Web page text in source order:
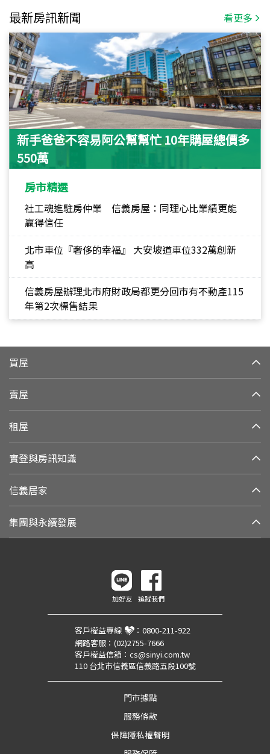
最新房訊新聞 看更多
新手爸爸不容易阿公幫幫忙 10年購屋總價多
550萬
房市精選
社工魂進駐房仲業 信義房屋：同理心比業績更能
贏得信任
北市車位『奢侈的幸福』 大安坡道車位332萬創新
高
信義房屋辦理北市府財政局都更分回市有不動產115
年第2次標售結果
買屋
賣屋
租屋
實登與房訊知識
信義居家
集團與永續發展
加好友 追蹤我們
客戶權益專線 ： 0800-211-922
網路客服： (02)2755-7666
客戶權益信箱： cs@sinyi.com.tw
110 台北市信義區信義路五段100號
門市據點
服務條款
保障隱私權聲明